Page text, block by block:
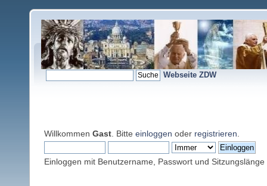
Webseite ZDW
Willkommen Gast . Bitte einloggen oder registrieren
Einloggen mit Benutzername, Passwort und Sitzungslänge